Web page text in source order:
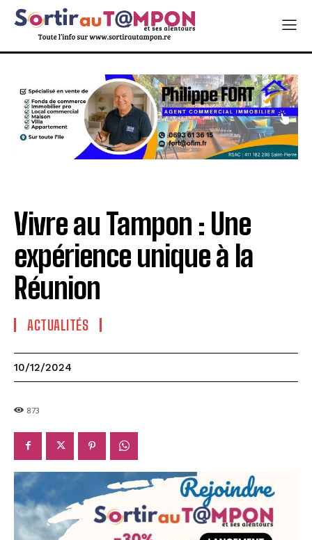
Vivre au Tampon : Une
expérience unique à la
Réunion
ACTUALITÉS
10/12/2024
873